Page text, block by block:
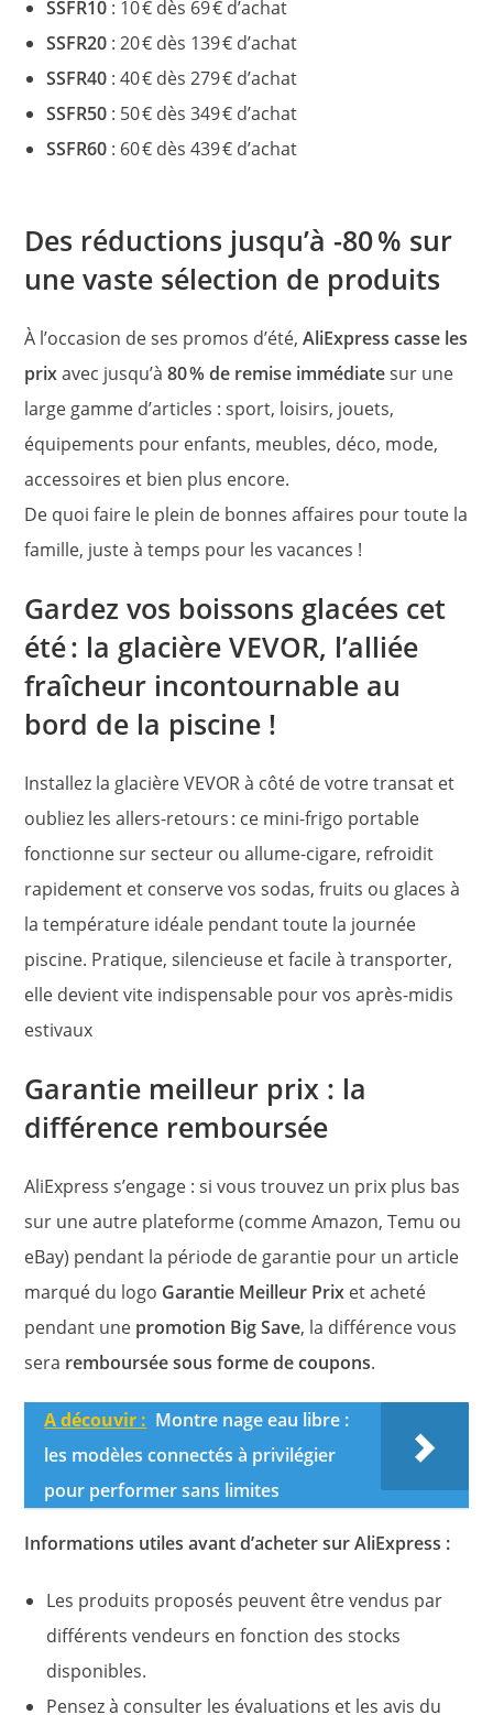
SSFR10 : 10 € dès 69 € d’achat
SSFR20 : 20 € dès 139 € d’achat
SSFR40 : 40 € dès 279 € d’achat
SSFR50 : 50 € dès 349 € d’achat
SSFR60 : 60 € dès 439 € d’achat
Des réductions jusqu’à -80 % sur
une vaste sélection de produits
À l’occasion de ses promos d’été,AliExpress casse les
prixavec jusqu’à80 % de remise immédiatesur une
large gamme d’articles : sport, loisirs, jouets,
équipements pour enfants, meubles, déco, mode,
accessoires et bien plus encore.
De quoi faire le plein de bonnes affaires pour toute la
famille, juste à temps pour les vacances !
Gardez vos boissons glacées cet
été : la glacière VEVOR, l’alliée
fraîcheur incontournable au
bord de la piscine !
Installez la glacière VEVOR à côté de votre transat et
oubliez les allers-retours : ce mini-frigo portable
fonctionne sur secteur ou allume-cigare, refroidit
rapidement et conserve vos sodas, fruits ou glaces à
la température idéale pendant toute la journée
piscine. Pratique, silencieuse et facile à transporter,
elle devient vite indispensable pour vos après-midis
estivaux
Garantie meilleur prix : la
différence remboursée
AliExpress s’engage : si vous trouvez un prix plus bas
sur une autre plateforme (comme Amazon, Temu ou
eBay) pendant la période de garantie pour un article
marqué du logo Garantie Meilleur Prix et acheté
pendant une promotion Big Save, la différence vous
sera remboursée sous forme de coupons.
A découvir : Montre nage eau libre :
les modèles connectés à privilégier
pour performer sans limites
Informations utiles avant d’acheter sur AliExpress :
Les produits proposés peuvent être vendus par
différents vendeurs en fonction des stocks
disponibles.
Pensez à consulter les évaluations et les avis du